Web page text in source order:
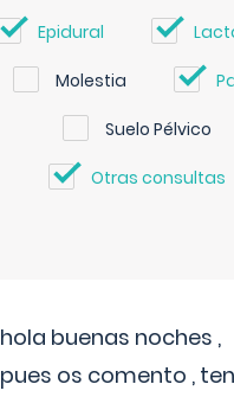
Epidural
Molestia
Suelo Pélvico
Otras consultas
hola buenas noches ,
pues os comento ,